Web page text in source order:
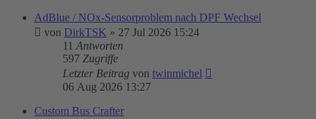
AdBlue / NOx-Sensorproblem nach DPF Wechsel
von DirkTSK » 27 Jul 2026 15:24
11 Antworten
597 Zugriffe
Letzter Beitrag von twinmichel
06 Aug 2026 13:27
Custom Bus Crafter